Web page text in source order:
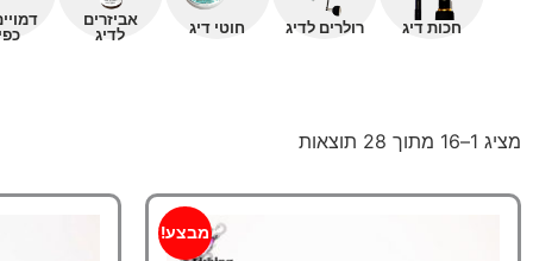
חכות דיג רולרים לדיג חוטי דיג
אביזרים
לדיג
מציג 1–16 מתוך 28 תוצאות
מבצע!